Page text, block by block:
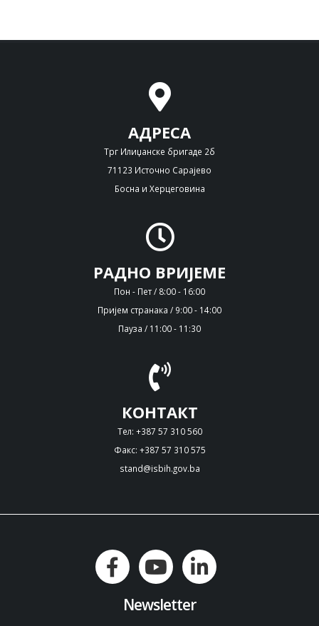
АДРЕСА
Трг Илиџанске бригаде 2б
71123 Источно Сарајево
Босна и Херцеговина
РАДНО ВРИЈЕМЕ
Пон - Пет / 8:00 - 16:00
Пријем странака / 9:00 - 14:00
Пауза / 11:00 - 11:30
КОНТАКТ
Тел: +387 57 310 560
Факс: +387 57 310 575
stand@isbih.gov.ba
Newsletter